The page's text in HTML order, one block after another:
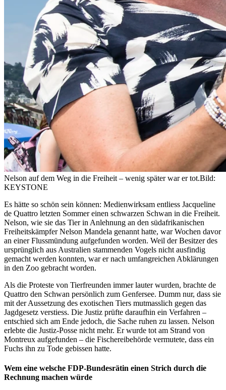
Nelson auf dem Weg in die Freiheit – wenig später war er tot.Bild:
KEYSTONE
Es hätte so schön sein können: Medienwirksam entliess Jacqueline
de Quattro letzten Sommer einen schwarzen Schwan in die Freiheit.
Nelson, wie sie das Tier in Anlehnung an den südafrikanischen
Freiheitskämpfer Nelson Mandela genannt hatte, war Wochen davor
an einer Flussmündung aufgefunden worden. Weil der Besitzer des
ursprünglich aus Australien stammenden Vogels nicht ausfindig
gemacht werden konnten, war er nach umfangreichen Abklärungen
in den Zoo gebracht worden.
Als die Proteste von Tierfreunden immer lauter wurden, brachte de
Quattro den Schwan persönlich zum Genfersee. Dumm nur, dass sie
mit der Aussetzung des exotischen Tiers mutmasslich gegen das
Jagdgesetz verstiess. Die Justiz prüfte daraufhin ein Verfahren –
entschied sich am Ende jedoch, die Sache ruhen zu lassen. Nelson
erlebte die Justiz-Posse nicht mehr. Er wurde tot am Strand von
Montreux aufgefunden – die Fischereibehörde vermutete, dass ein
Fuchs ihn zu Tode gebissen hatte.
Wem eine welsche FDP-Bundesrätin einen Strich durch die
Rechnung machen würde